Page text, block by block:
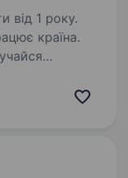
від 1 року.